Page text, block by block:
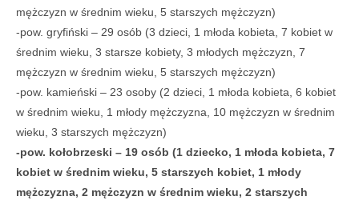
mężczyzn w średnim wieku, 5 starszych mężczyzn)
-pow. gryfiński – 29 osób (3 dzieci, 1 młoda kobieta, 7 kobiet w
średnim wieku, 3 starsze kobiety, 3 młodych mężczyzn, 7
mężczyzn w średnim wieku, 5 starszych mężczyzn)
-pow. kamieński – 23 osoby (2 dzieci, 1 młoda kobieta, 6 kobiet
w średnim wieku, 1 młody mężczyzna, 10 mężczyzn w średnim
wieku, 3 starszych mężczyzn)
-pow. kołobrzeski – 19 osób (1 dziecko, 1 młoda kobieta, 7
kobiet w średnim wieku, 5 starszych kobiet, 1 młody
mężczyzna, 2 mężczyzn w średnim wieku, 2 starszych